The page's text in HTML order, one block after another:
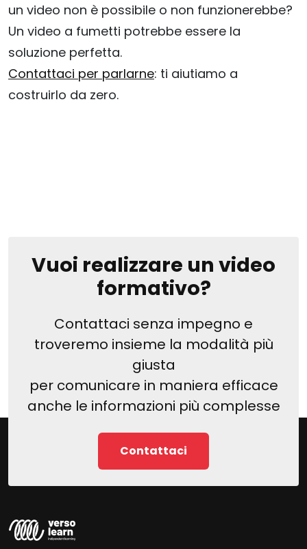
un video non è possibile o non funzionerebbe?
Un video a fumetti potrebbe essere la
soluzione perfetta.
Contattaci per parlarne: ti aiutiamo a
costruirlo da zero.
Vuoi realizzare un video
formativo?
Contattaci senza impegno e
troveremo insieme la modalità più
giusta
per comunicare in maniera efficace
anche le informazioni più complesse
Contattaci